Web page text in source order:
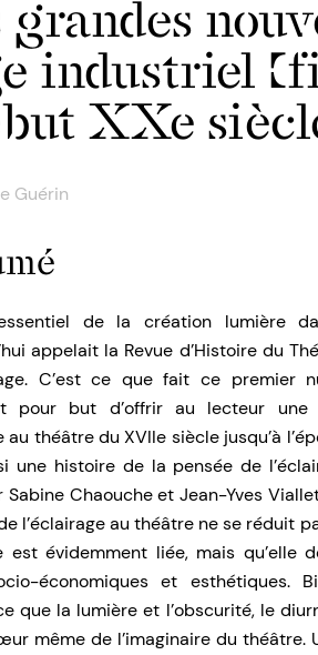
grandes
industriel
XXe
Guérin
de la création lumière
appelait la Revue d’Histoire du
C’est ce que fait ce premier
pour but d’offrir au lecteur une
au théâtre du XVIIe siècle jusqu’à
une histoire de la pensée de
Sabine Chaouche et Jean-Yves
l’éclairage au théâtre ne se réduit
est évidemment liée, mais qu’elle
économiques et esthétiques.
que la lumière et l’obscurité, le
même de l’imaginaire du théâtre.